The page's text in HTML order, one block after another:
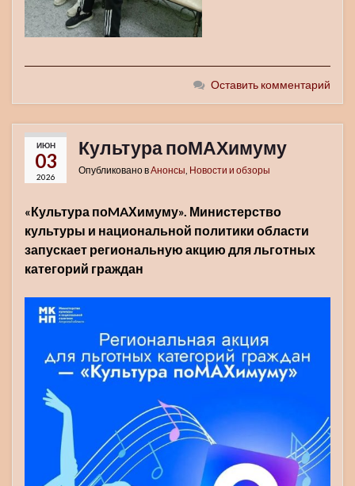
Оставить комментарий
ИЮН
03
2026
Культура поМАХимуму
Опубликовано вАнонсы Новости и обзоры
«Культура поMAХимуму». Министерство
культуры и национальной политики области
запускает региональную акцию для льготных
категорий граждан